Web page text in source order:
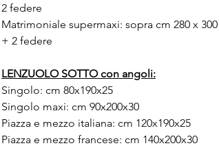
2 federe
Matrimoniale supermaxi: sopra cm 280 x
+ 2 federe
LENZUOLO SOTTO con angoli:
Singolo: cm 80x190x25
Singolo maxi: cm 90x200x30
Piazza e mezzo italiana: cm 120x190x25
Piazza e mezzo francese: cm 140x200x30